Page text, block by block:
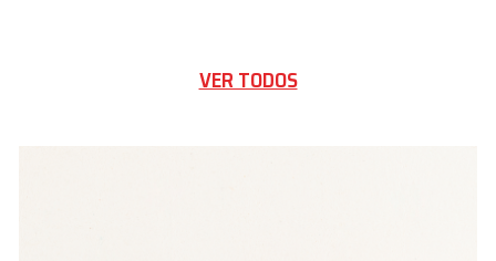
VER TODOS